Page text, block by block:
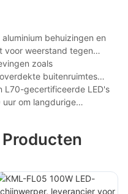
behuizingen en
voor weerstand tegen
(-40°F tot
zoals
buitenruimtes
of trillingen.
L70-gecertificeerde LED's
om langdurige